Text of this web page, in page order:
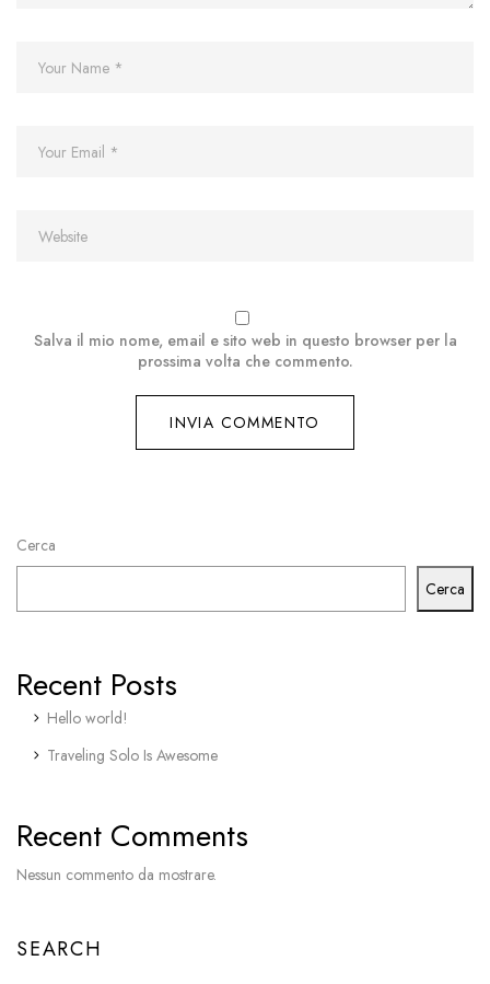
Cerca
Cerca
Recent Posts
Hello world!
Traveling Solo Is Awesome
Recent Comments
Nessun commento da mostrare.
SEARCH
Salva il mio nome, email e sito web in questo browser per la
prossima volta che commento.